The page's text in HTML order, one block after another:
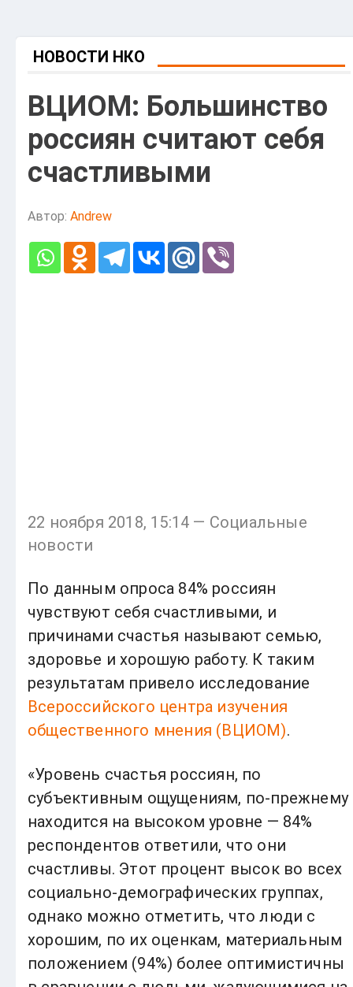
НОВОСТИ НКО
ВЦИОМ: Большинство
россиян считают себя
счастливыми
Автор: Andrew
22 ноября 2018, 15:14 — Социальные
новости
По данным опроса 84% россиян
чувствуют себя счастливыми, и
причинами счастья называют семью,
здоровье и хорошую работу. К таким
результатам привело исследование
Всероссийского центра изучения
общественного мнения (ВЦИОМ).
«Уровень счастья россиян, по
субъективным ощущениям, по-прежнему
находится на высоком уровне — 84%
респондентов ответили, что они
счастливы. Этот процент высок во всех
социально-демографических группах,
однако можно отметить, что люди с
хорошим, по их оценкам, материальным
положением (94%) более оптимистичны